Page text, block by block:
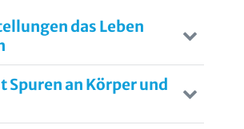
das Leben
Spuren an Körper und